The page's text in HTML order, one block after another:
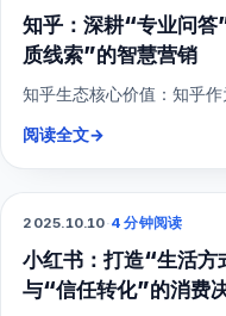
知乎：深耕“专业问
质线索”的智慧营销
知乎生态核心价值：知乎
阅读全文→
小红书
2025.10.10·4 分钟阅读
小红书：打造“生活
与“信任转化”的消费